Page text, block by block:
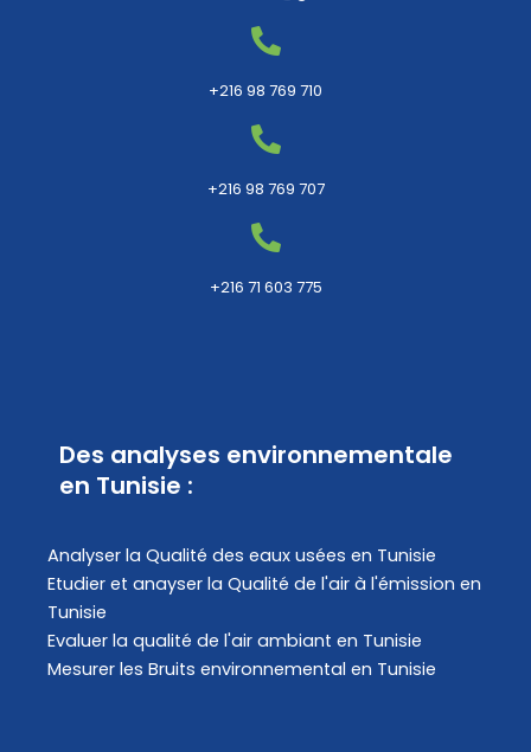
+216 98 769 710
+216 98 769 707
+216 71 603 775
Des analyses environnementale
en Tunisie :
Analyser la Qualité des eaux usées en Tunisie
Etudier et anayser la Qualité de l'air à l'émission en
Tunisie
Evaluer la qualité de l'air ambiant en Tunisie
Mesurer les Bruits environnemental en Tunisie